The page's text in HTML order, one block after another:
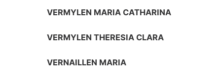
VERMYLEN MARIA CATHARINA
VERMYLEN THERESIA CLARA
VERNAILLEN MARIA